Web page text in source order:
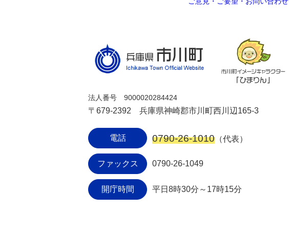
法人番号 9000020284424
〒679-2392 兵庫県神崎郡市川町西川辺165-3
電話 0790-26-1010 （代表）
ファックス 0790-26-1049
開庁時間 平日8時30分～17時15分